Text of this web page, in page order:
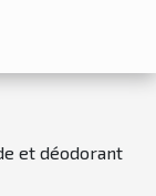
et déodorant